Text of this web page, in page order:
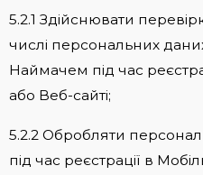
5.2.1 Здійснювати
числі персональних
Наймачем під час
або Веб-сайті;
5.2.2 Обробляти
під час реєстрації в